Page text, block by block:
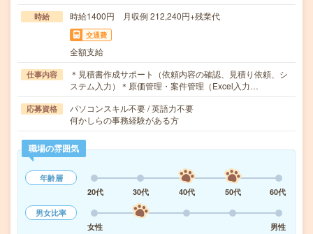
時給 時給1400円 月収例 212,240円+残業代
交通費
全額支給
仕事内容
＊見積書作成サポート（依頼内容の確認、見積り依頼、シ
ステム入力）＊原価管理・案件管理（Excel入力…
応募資格
パソコンスキル不要 / 英語力不要
何かしらの事務経験がある方
職場の雰囲気
年齢層
20代
30代 40代 50代
60代
男女比率
女性
男性